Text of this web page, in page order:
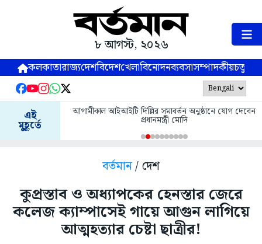
৮ আগস্ট, ২০২৬
কলকাতারাজ্যদেশবিদেশখেলাবিনোদনব্যবসাসম্পাদকীয়
এই
মুহূর্তে
আগামীকাল আইআইটি দিল্লির সমাবর্তন অনুষ্ঠানে যোগ দেবেন
প্রধানমন্ত্রী মোদি
বর্তমান/ দেশ
কুপ্রস্তাব ও অধ্যাপকের হেনস্তার জেরে
কলেজ ক্যাম্পাসেই গায়ে আগুন লাগিয়ে
আত্মহত্যার চেষ্টা ছাত্রীর!